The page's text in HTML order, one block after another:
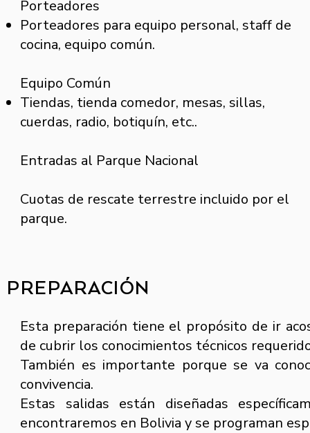
Porteadores
Porteadores para equipo personal, staff de
cocina, equipo común.
Equipo Común
Tiendas, tienda comedor, mesas, sillas,
cuerdas, radio, botiquín, etc..
Entradas al Parque Nacional
Cuotas de rescate terrestre incluido por el
parque.
PREPARACIÓN
Esta preparación tiene el propósito de ir
de cubrir los conocimientos técnicos
También es importante porque se va
convivencia.
Estas salidas están diseñadas
encontraremos en Bolivia y se programan